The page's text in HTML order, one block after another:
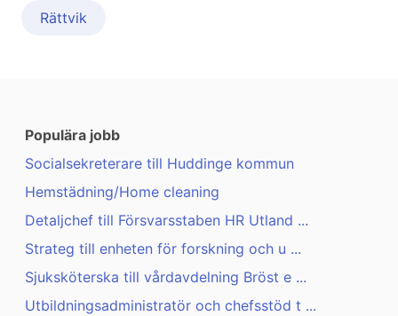
Rättvik
Populära jobb
Socialsekreterare till Huddinge kommun
Hemstädning/Home cleaning
Detaljchef till Försvarsstaben HR Utland ...
Strateg till enheten för forskning och u ...
Sjuksköterska till vårdavdelning Bröst e ...
Utbildningsadministratör och chefsstöd t ...